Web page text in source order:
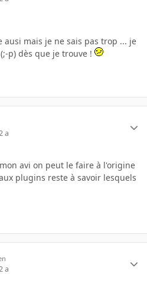
ausi mais je ne sais pas trop ... je
p) dès que je trouve !
a
avi on peut le faire à l'origine
plugins reste à savoir lesquels
a